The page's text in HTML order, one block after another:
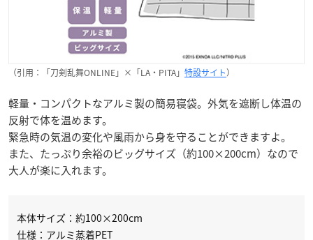
（引用：「刀剣乱舞ONLINE」×「LA・PITA」 特設サイト）
軽量・コンパクトなアルミ製の簡易寝袋。外気を遮断し体温の
反射で体を温めます。
緊急時の気温の変化や風雨から身を守ることができますよ。
また、たっぷり余裕のビッグサイズ（約100×200cm）なので
大人が楽に入れます。
本体サイズ：約100×200cm
仕様：アルミ蒸着PET